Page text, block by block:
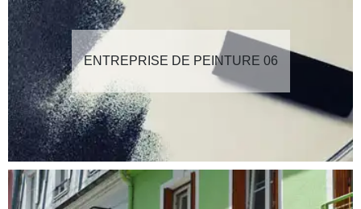
ENTREPRISE DE PEINTURE 06